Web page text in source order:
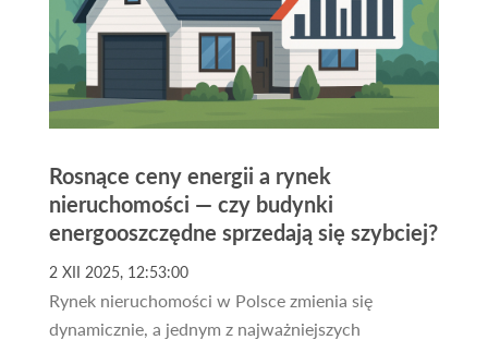
Rosnące ceny energii a rynek
nieruchomości — czy budynki
energooszczędne sprzedają się szybciej?
2 XII 2025, 12:53:00
Rynek nieruchomości w Polsce zmienia się
dynamicznie, a jednym z najważniejszych